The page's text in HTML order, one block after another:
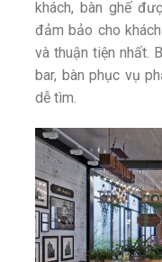
khách, bàn ghế
đảm bảo cho
và thuận tiện nhất.
bar, bàn phục vụ
dễ tìm.